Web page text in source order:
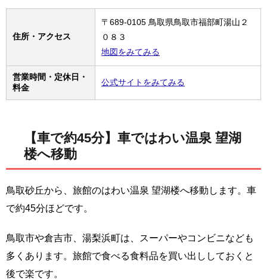
住所・アクセス
〒689-0105 鳥取県鳥取市福部町湯山２
０８３
地図をみてみる
営業時間・定休日・
料金
公式サイトをみてみる
【車で約45分】車ではわい温泉 望湖
楼へ移動
鳥取砂丘から、旅館のはわい温泉 望湖楼へ移動します。車
で約45分ほどです。
鳥取市や倉吉市、湯梨浜町は、スーパーやコンビニなども
多くあります。旅館で食べる食料品を買い出ししておくと
後で楽です。